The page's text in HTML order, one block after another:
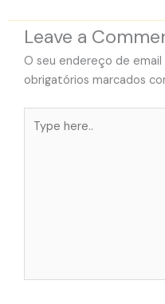
Leave a
O seu endereço de email
obrigatórios marcados
here..